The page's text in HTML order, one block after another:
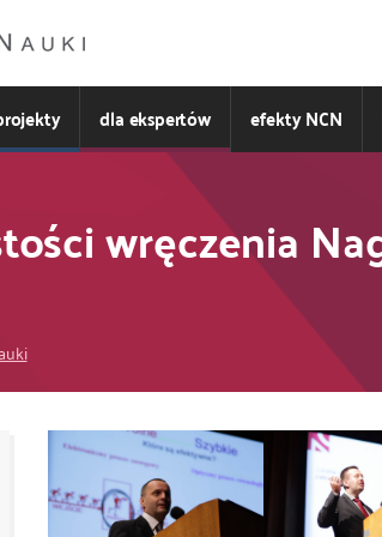
dla ekspertów efekty NCN
wręczenia